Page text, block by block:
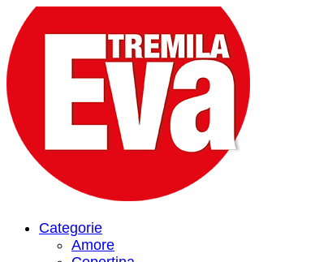
Categorie
Amore